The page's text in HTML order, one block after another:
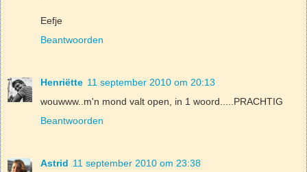
Eefje
Beantwoorden
Henriëtte 11 september 2010 om 20:13
wouwww..m'n mond valt open, in 1 woord.....PRACHTIG
Beantwoorden
Astrid 11 september 2010 om 23:38